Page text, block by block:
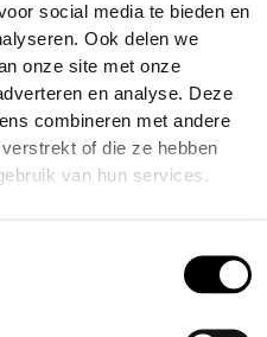
social media te bieden en
Ook delen we
onze site met onze
en analyse. Deze
combineren met andere
of die ze hebben
van hun services.
Trunk Series
Headwrap – Standard
Colors
€37.25